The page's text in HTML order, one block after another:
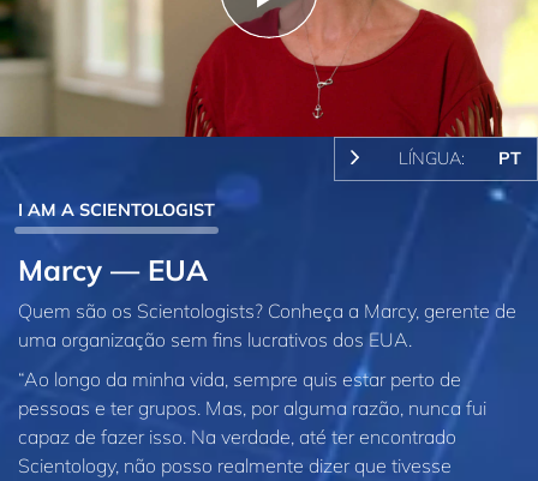
Play
Video
LÍNGUA: PT
I AM A SCIENTOLOGIST
Marcy — EUA
Quem são os Scientologists? Conheça a Marcy, gerente de
uma organização sem fins lucrativos dos EUA.
“Ao longo da minha vida, sempre quis estar perto de
pessoas e ter grupos. Mas, por alguma razão, nunca fui
capaz de fazer isso. Na verdade, até ter encontrado
Scientology, não posso realmente dizer que tivesse